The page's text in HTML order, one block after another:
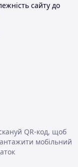
сайту до
QR-код, щоб
мобільний